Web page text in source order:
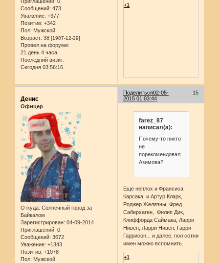
Сообщений: 473
Уважение: +377
Позитив: +342
Пол: Мужской
Возраст: 38 [1987-12-29]
Провел на форуме:
21 день 4 часа
Последний визит:
Сегодня 03:56:16
+1
Поделиться 15
02-05-
2015 01:03:44
Денис
Офицер
Откуда: Солнечный город за
Байкалом
Зарегистрирован: 04-09-2014
Приглашений: 0
Сообщений: 3672
Уважение: +1343
Позитив: +1078
Пол: Мужской
farez_87
написал(а):
Почему-то никто
не
порекомендовал
Азимова?
Еще неплох и Франсиса
Карсака, и Артур Кларк,
Роджер Желязны, Фред
Саберхаген, Филип Дик,
Клиффорда Саймака, Ларри
Нивен, Ларри Нивен, Гарри
Гаррисон... и далее, пол сотни
имен можно вспомнить.
+1